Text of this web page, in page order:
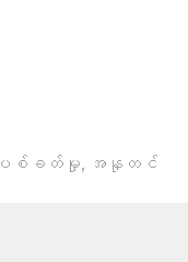
းပစ်ခတ်မှု, အနုတင်